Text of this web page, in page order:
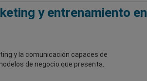
y entrenamiento en
y la comunicación capaces de
de negocio que presenta.